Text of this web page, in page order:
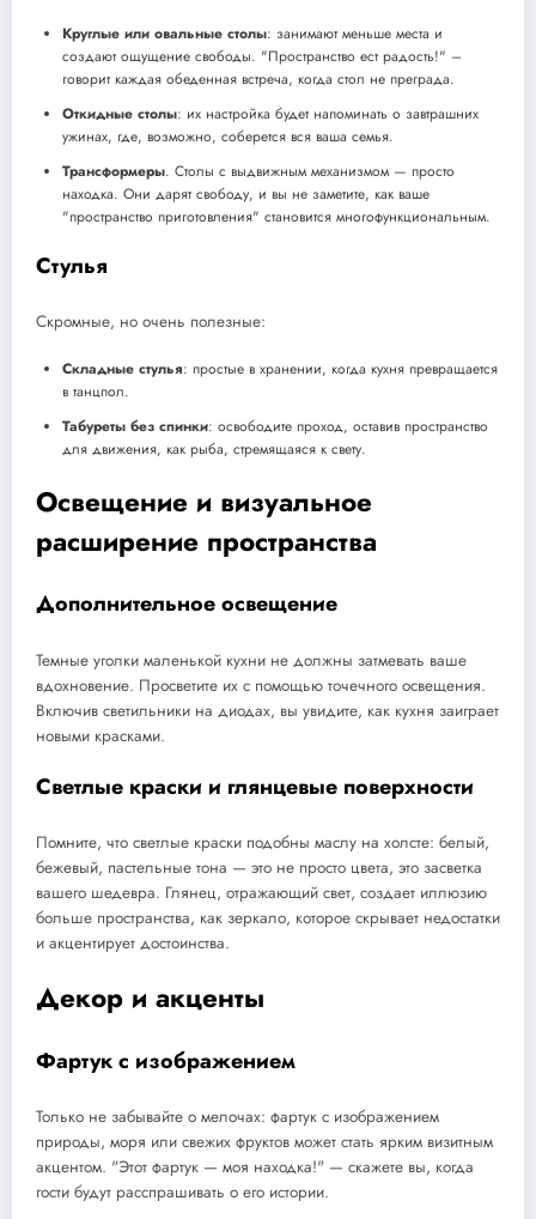
Круглые или овальные столы: занимают меньше места и
создают ощущение свободы. "Пространство ест радость!" –
говорит каждая обеденная встреча, когда стол не преграда.
Откидные столы: их настройка будет напоминать о завтрашних
ужинах, где, возможно, соберется вся ваша семья.
Трансформеры. Столы с выдвижным механизмом — просто
находка. Они дарят свободу, и вы не заметите, как ваше
"пространство приготовления" становится многофункциональным.
Стулья
Скромные, но очень полезные:
Складные стулья: простые в хранении, когда кухня превращается
в танцпол.
Табуреты без спинки: освободите проход, оставив пространство
для движения, как рыба, стремящаяся к свету.
Освещение и визуальное
расширение пространства
Дополнительное освещение
Темные уголки маленькой кухни не должны затмевать ваше
вдохновение. Просветите их с помощью точечного освещения.
Включив светильники на диодах, вы увидите, как кухня заиграет
новыми красками.
Светлые краски и глянцевые поверхности
Помните, что светлые краски подобны маслу на холсте: белый,
бежевый, пастельные тона — это не просто цвета, это засветка
вашего шедевра. Глянец, отражающий свет, создает иллюзию
больше пространства, как зеркало, которое скрывает недостатки
и акцентирует достоинства.
Декор и акценты
Фартук с изображением
Только не забывайте о мелочах: фартук с изображением
природы, моря или свежих фруктов может стать ярким визитным
акцентом. "Этот фартук — моя находка!" — скажете вы, когда
гости будут расспрашивать о его истории.